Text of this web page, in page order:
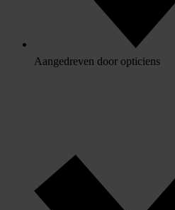
Aangedreven door opticiens